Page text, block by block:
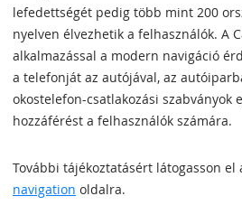
lefedettségét pedig több mint 200
nyelven élvezhetik a felhasználók. A
alkalmazással a modern navigáció
a telefonját az autójával, az
okostelefon-csatlakozási szabványok
hozzáférést a felhasználók számára.
További tájékoztatásért látogasson el
navigation oldalra.